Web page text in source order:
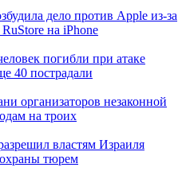
дело против Apple из-за
на iPhone
погибли при атаке
40 пострадали
организаторов незаконной
на троих
властям Израиля
охраны тюрем